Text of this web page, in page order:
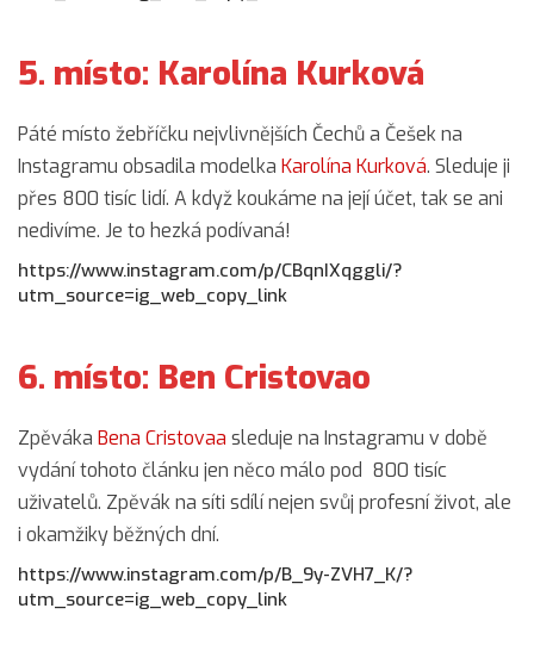
5. místo: Karolína Kurková
Páté místo žebříčku nejvlivnějších Čechů a Češek na
Instagramu obsadila modelka Karolína Kurková. Sleduje ji
přes 800 tisíc lidí. A když koukáme na její účet, tak se ani
nedivíme. Je to hezká podívaná!
https://www.instagram.com/p/CBqnIXqggli/?
utm_source=ig_web_copy_link
6. místo: Ben Cristovao
Zpěváka Bena Cristovaa sleduje na Instagramu v době
vydání tohoto článku jen něco málo pod 800 tisíc
uživatelů. Zpěvák na síti sdílí nejen svůj profesní život, ale
i okamžiky běžných dní.
https://www.instagram.com/p/B_9y-ZVH7_K/?
utm_source=ig_web_copy_link